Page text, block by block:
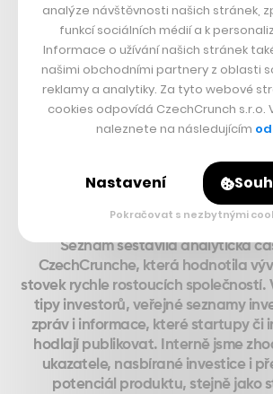
Yieldigo
58 mil. Kč T:50
* kvalifikovaný odhad
Seznam sestavila analytická
CzechCrunche, která hodnotila
stovek rychle rostoucích společností.
tipy investorů, veřejné seznamy
zpráv i informace, které startupy či
hodlají publikovat. Interně jsme
ukazatele, nasbírané investice i
potenciál produktu, stejně jako
analýze návštěvnosti našich stránek,
funkcí sociálních médií a k
Informace o užívání našich stránek
našimi obchodními partnery z oblasti
reklamy a analytiky. Za tyto webové
cookies odpovídá CzechCrunch s.r.o.
naleznete na následujícím
Nastavení
Pokračovat s nezbytnými